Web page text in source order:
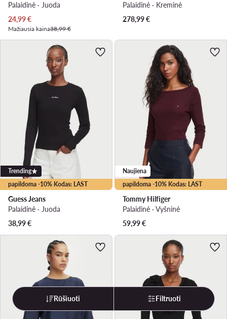
Palaidinė · Juoda
Dabartinė kaina
24,99€
Mažiausia kaina38,99 €
Palaidinė · Kreminė
278,99€
papildoma -10% Kodas: LAST
Trending
Guess Jeans
Palaidinė · Juoda
38,99€
papildoma -10% Kodas: LAST
Naujiena
Tommy Hilfiger
Palaidinė · Vyšninė
59,99€
Rūšiuoti Filtruoti